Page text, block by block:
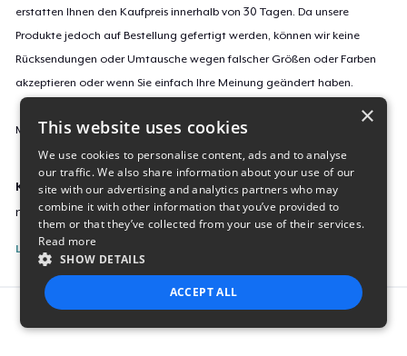
erstatten Ihnen den Kaufpreis innerhalb von 30 Tagen. Da unsere
Produkte jedoch auf Bestellung gefertigt werden, können wir keine
Rücksendungen oder Umtausche wegen falscher Größen oder Farben
akzeptieren oder wenn Sie einfach Ihre Meinung geändert haben.
Mehr Informationen zu unseren Rückgaberichtlinien findest du
Kampagnen-ID:
new-shir-o-khorshid
Listing melden
×
This website uses cookies
We use cookies to personalise content, ads and to analyse
our traffic. We also share information about your use of our
site with our advertising and analytics partners who may
combine it with other information that you’ve provided to
them or that they’ve collected from your use of their services.
Read more
SHOW DETAILS
ACCEPT ALL
STRICTLY NECESSARY PERFORMANCE